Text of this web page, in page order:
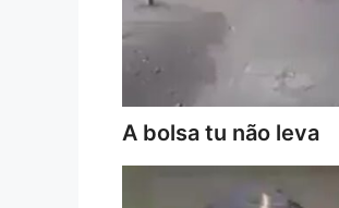
A bolsa tu não leva